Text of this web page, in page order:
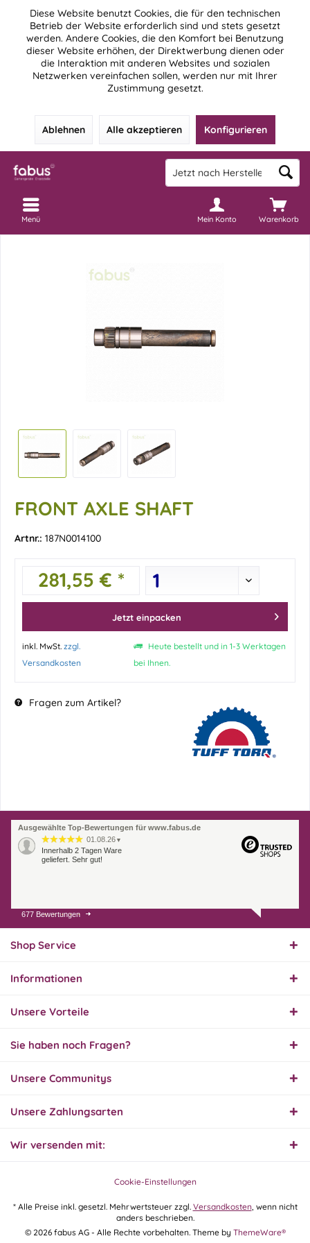
Diese Website benutzt Cookies, die für den technischen
Betrieb der Website erforderlich sind und stets gesetzt
werden. Andere Cookies, die den Komfort bei Benutzung
dieser Website erhöhen, der Direktwerbung dienen oder
die Interaktion mit anderen Websites und sozialen
Netzwerken vereinfachen sollen, werden nur mit Ihrer
Zustimmung gesetzt.
Ablehnen Alle akzeptieren Konfigurieren
Warenkorb
Mein Konto
Menü
FRONT AXLE SHAFT
Artnr.: 187N0014100
281,55 € *
Jetzt einpacken
inkl. MwSt. zzgl.
Versandkosten
Heute bestellt und in 1-3 Werktagen
bei Ihnen.
Fragen zum Artikel?
Ausgewählte Top-Bewertungen für www.fabus.de
01.08.26 ▼
Innerhalb 2 Tagen Ware
geliefert. Sehr gut!
31.07.26
Super schnelle Lieferung,
hervorragend. Gerne
30.07.26
28.07.26▼
677 Bewertungen
Shop Service
Informationen
Unsere Vorteile
Sie haben noch Fragen?
Unsere Communitys
Unsere Zahlungsarten
Wir versenden mit:
Cookie-Einstellungen
* Alle Preise inkl. gesetzl. Mehrwertsteuer zzgl. Versandkosten, wenn nicht
anders beschrieben.
© 2026 fabus AG - Alle Rechte vorbehalten. Theme by ThemeWare®